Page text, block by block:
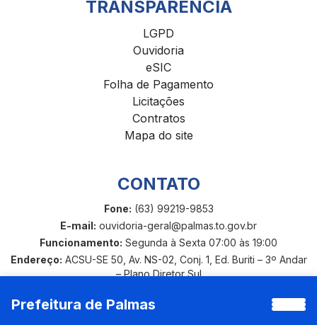
Prefeitura de Palmas
TRANSPARÊNCIA
LGPD
Ouvidoria
eSIC
Folha de Pagamento
Licitações
Contratos
Mapa do site
CONTATO
Fone: (63) 99219-9853
E-mail: ouvidoria-geral@palmas.to.gov.br
Funcionamento: Segunda à Sexta 07:00 às 19:00
Endereço: ACSU-SE 50, Av. NS-02, Conj. 1, Ed. Buriti – 3º Andar
– Plano Diretor Sul